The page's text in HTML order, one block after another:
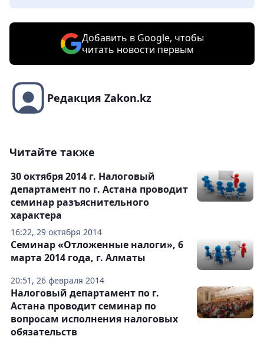
Добавить в Google, чтобы
читать новости первым
Редакция Zakon.kz
Читайте также
16:22, 29 октября 2014
30 октября 2014 г. Налоговый
департамент по г. Астана проводит
семинар разъяснительного
характера
20:51, 26 февраля 2014
Семинар «Отложенные налоги», 6
марта 2014 года, г. Алматы
Налоговый департамент по г.
Астана проводит семинар по
вопросам исполнения налоговых
обязательств